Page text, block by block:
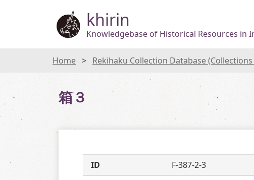
khirin
Knowledgebase of Historical Resources in
Home Rekihaku Collection Database
箱３
ID
F-387-2-3